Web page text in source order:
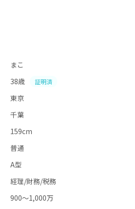
まこ
38歳 証明済
東京
千葉
159cm
普通
A型
経理/財務/税務
900～1,000万